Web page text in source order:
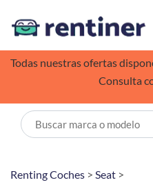
Todas nuestras ofertas
Consulta
Renting Coches > Seat >